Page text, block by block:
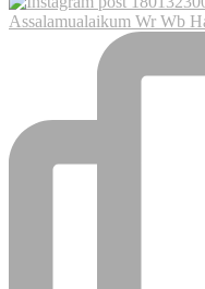
Assalamualaikum Wr Wb